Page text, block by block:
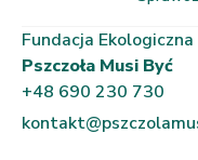
Fundacja Ekologiczna
Pszczoła Musi Być
+48 690 230 730